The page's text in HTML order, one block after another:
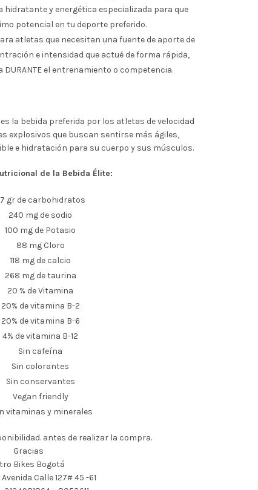
hidratante y energética especializada para que
potencial en tu deporte preferido.
atletas que necesitan una fuente de aporte de
e intensidad que actué de forma rápida,
el entrenamiento o competencia.
la bebida preferida por los atletas de velocidad
explosivos que buscan sentirse más ágiles,
e hidratación para su cuerpo y sus músculos.
de la Bebida Élite:
gr de carbohidratos
240 mg de sodio
100 mg de Potasio
88 mg Cloro
118 mg de calcio
268 mg de taurina
20 % de Vitamina
20% de vitamina B-2
20% de vitamina B-6
4% de vitamina B-12
Sin cafeína
Sin colorantes
Sin conservantes
Vegan friendly
vitaminas y minerales
antes de realizar la compra.
Gracias
Bikes Bogotá
Calle 127# 45 -61